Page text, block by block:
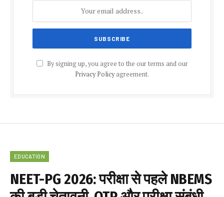
By signing up, you agree to the our terms and our
Privacy Policyagreement.
EDUCATION
NEET-PG 2026: परीक्षा से पहले NBEMS